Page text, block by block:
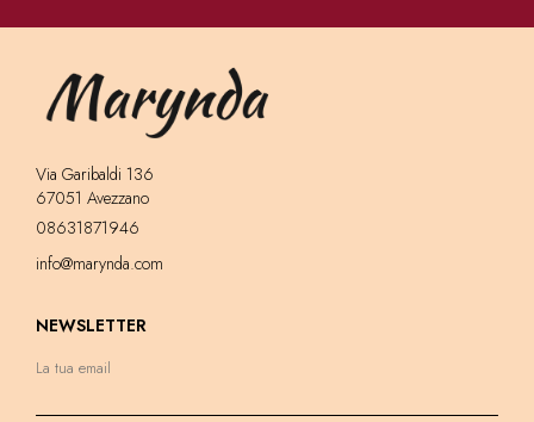
Via Garibaldi 136
67051 Avezzano
08631871946
info@marynda.com
NEWSLETTER